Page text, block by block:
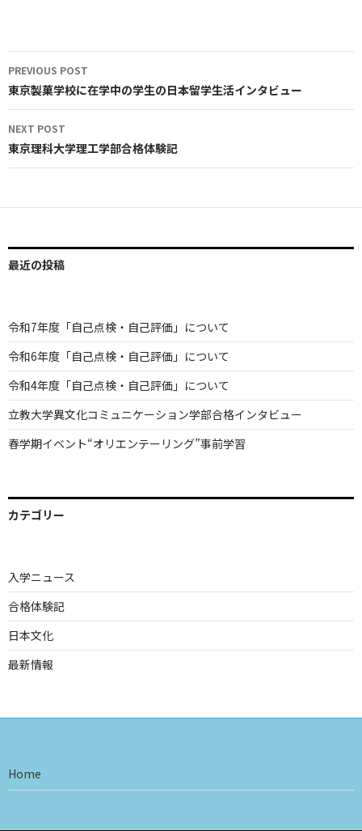
Post
navigation
PREVIOUS POST
東京製菓学校に在学中の学生の日本留学生活インタビュー
NEXT POST
東京理科大学理工学部合格体験記
最近の投稿
令和7年度「自己点検・自己評価」について
令和6年度「自己点検・自己評価」について
令和4年度「自己点検・自己評価」について
立教大学異文化コミュニケーション学部合格インタビュー
春学期イベント“オリエンテーリング”事前学習
カテゴリー
入学ニュース
合格体験記
日本文化
最新情報
Home